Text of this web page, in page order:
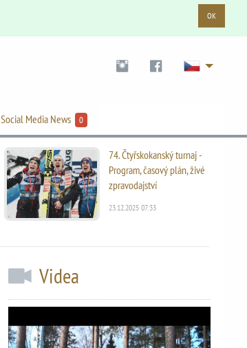
OK
Social Media News 0
74. Čtyřskokanský turnaj -
Program, časový plán, živé
zpravodajství
23.12.2025 07:33
Videa